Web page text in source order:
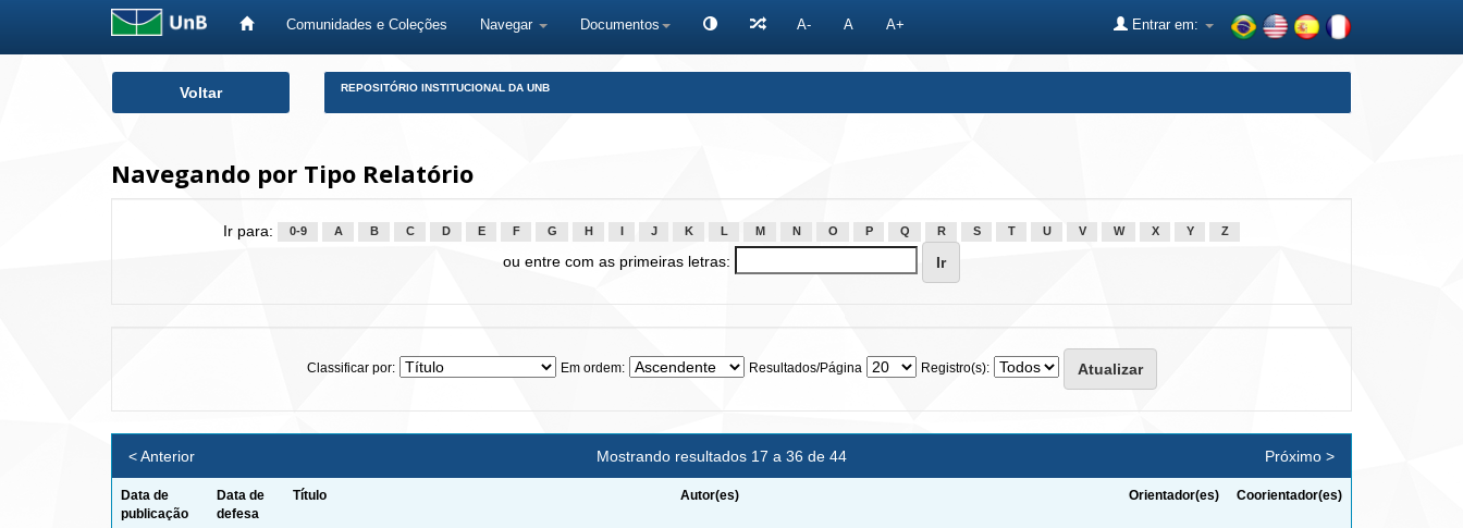
Comunidades e Coleções Navegar Documentos A- A A+ Entrar em:
Voltar REPOSITÓRIO INSTITUCIONAL DA UNB
Navegando por Tipo Relatório
Ir para: 0-9 A B C D E F G H J K L M N O P Q R S T U V W X Y Z
ou entre com as primeiras letras:
Classificar por: Em ordem: Resultados/Página Registro(s):
Mostrando resultados 17 a 36 de 44
< Anterior Próximo >
Data de
publicação
Data de
defesa
Título Autor(es) Orientador(es) Coorientador(es)